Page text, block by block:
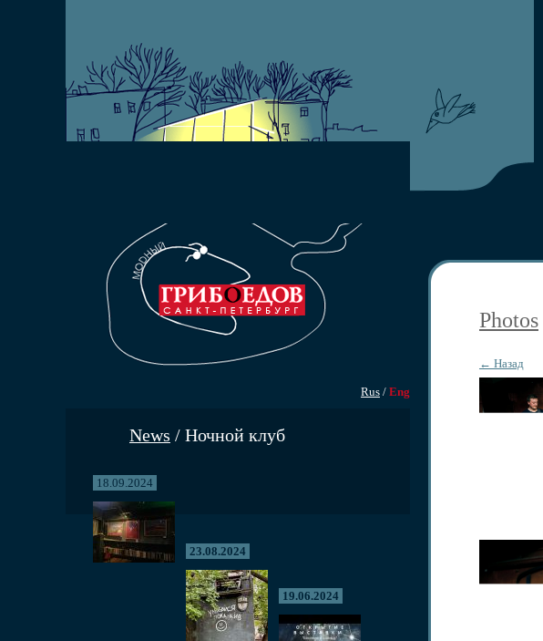
Rus / Eng
News / Ночной клуб
18.09.2024
23.08.2024
19.06.2024
Photos
← Назад